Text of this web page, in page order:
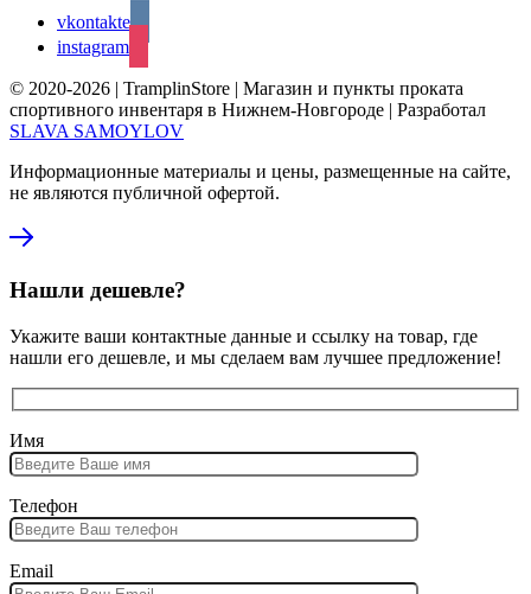
vkontakte
instagram
© 2020-2026 | TramplinStore | Магазин и пункты проката
спортивного инвентаря в Нижнем-Новгороде | Разработал
SLAVA SAMOYLOV
Информационные материалы и цены, размещенные на сайте,
не являются публичной офертой.
Нашли дешевле?
Укажите ваши контактные данные и ссылку на товар, где
нашли его дешевле, и мы сделаем вам лучшее предложение!
Имя
Телефон
Email